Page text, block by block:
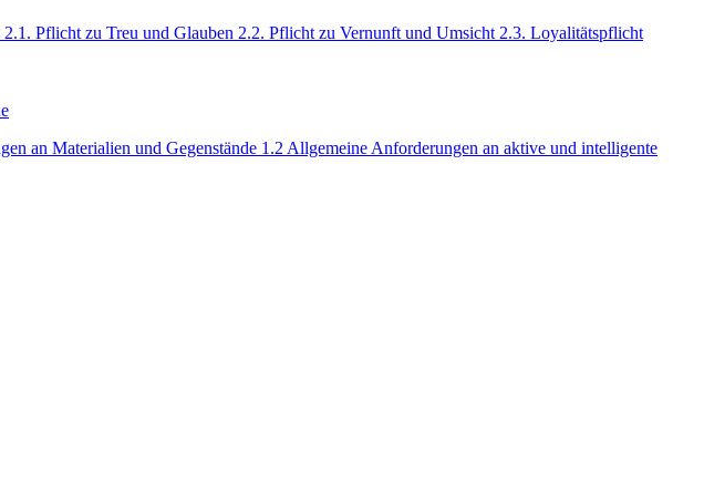
Pflicht zu Treu und Glauben 2.2. Pflicht zu Vernunft und Umsicht 2.3. Loyalitätspflicht
an Materialien und Gegenstände 1.2 Allgemeine Anforderungen an aktive und intelligente